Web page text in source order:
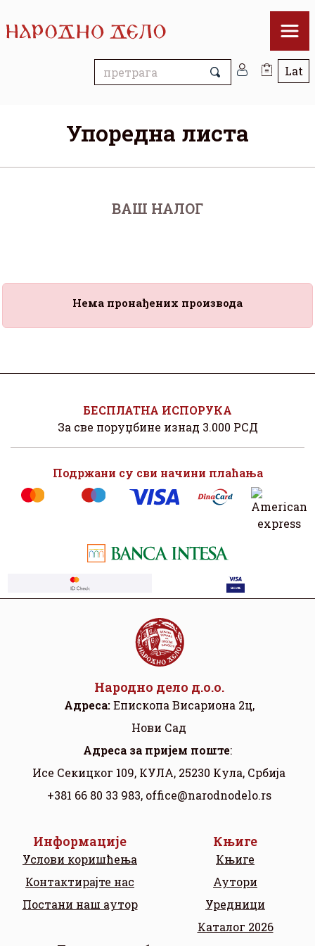
Упоредна листа
ВАШ НАЛОГ
Нема пронађених производа
БЕСПЛАТНА ИСПОРУКА
За све поруџбине изнад 3.000 РСД
Подржани су сви начини плаћања
Народно дело д.о.о.
Адреса:Eпископа Висариона 2ц,
Нови Сад
Aдреса за пријем поште:
Исе Секицког 109, КУЛА, 25230 Кула, Србија
+381 66 80 33 983, office@narodnodelo.rs
Информације
Услови коришћења
Контактирајте нас
Постани наш аутор
Књиге
Књиге
Аутори
Уредници
Каталог 2026